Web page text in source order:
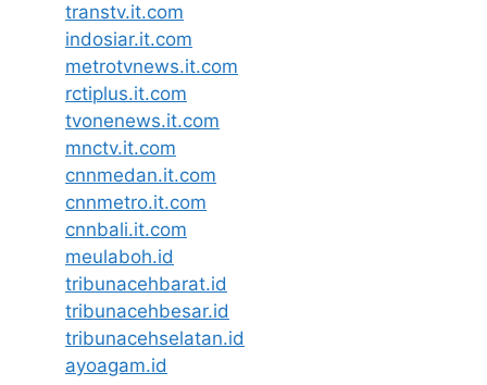
transtv.it.com
indosiar.it.com
metrotvnews.it.com
rctiplus.it.com
tvonenews.it.com
mnctv.it.com
cnnmedan.it.com
cnnmetro.it.com
cnnbali.it.com
meulaboh.id
tribunacehbarat.id
tribunacehbesar.id
tribunacehselatan.id
ayoagam.id